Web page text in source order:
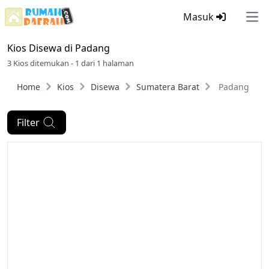
Masuk
Kios Disewa di Padang
3 Kios ditemukan - 1 dari 1 halaman
Home Kios Disewa Sumatera Barat Padang
Filter